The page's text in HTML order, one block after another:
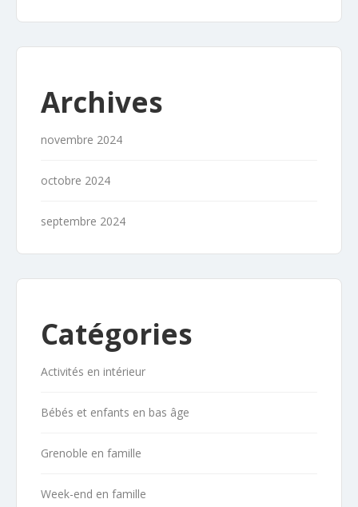
Archives
novembre 2024
octobre 2024
septembre 2024
Catégories
Activités en intérieur
Bébés et enfants en bas âge
Grenoble en famille
Week-end en famille